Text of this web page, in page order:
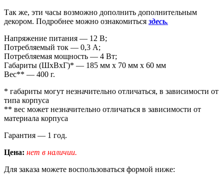
Так же, эти часы возможно дополнить дополнительным
декором. Подробнее можно ознакомиться здесь.
Напряжение питания — 12 В;
Потребляемый ток — 0,3 А;
Потребляемая мощность — 4 Вт;
Габариты (ШxВxГ)* — 185 мм x 70 мм x 60 мм
Вес** — 400 г.
* габариты могут незначительно отличаться, в зависимости от
типа корпуса
** вес может незначительно отличаться в зависимости от
материала корпуса
Гарантия — 1 год.
Цена: нет в наличии.
Для заказа можете воспользоваться формой ниже: